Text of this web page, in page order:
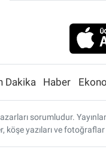
Dakika Haber
sorumludur.
köşe yazıları ve